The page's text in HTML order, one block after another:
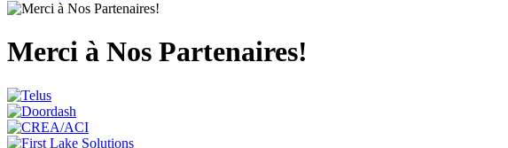
Merci à Nos Partenaires!